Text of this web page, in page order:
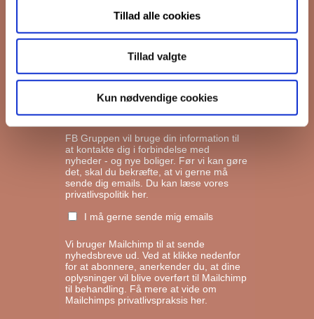
Tillad alle cookies
Tillad valgte
Kun nødvendige cookies
Interesseret i
Ejerboliger
Lejeboliger
Andelsboliger
Markedsføringstilladelse
FB Gruppen vil bruge din information til
at kontakte dig i forbindelse med
nyheder - og nye boliger. Før vi kan gøre
det, skal du bekræfte, at vi gerne må
sende dig emails. Du kan læse vores
privatlivspolitik her.
I må gerne sende mig emails
Vi bruger Mailchimp til at sende
nyhedsbreve ud. Ved at klikke nedenfor
for at abonnere, anerkender du, at dine
oplysninger vil blive overført til Mailchimp
til behandling. Få mere at vide om
Mailchimps privatlivspraksis her.